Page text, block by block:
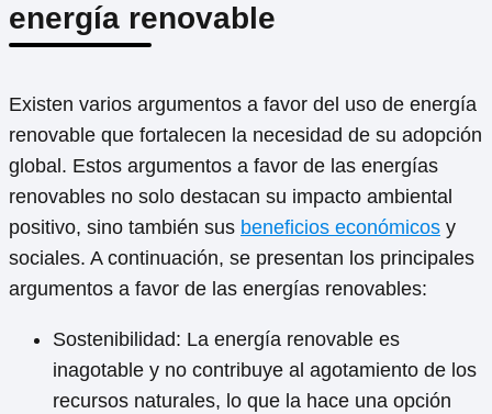
energía renovable
Existen varios argumentos a favor del uso de energía
renovable que fortalecen la necesidad de su adopción
global. Estos argumentos a favor de las energías
renovables no solo destacan su impacto ambiental
positivo, sino también sus beneficios económicos y
sociales. A continuación, se presentan los principales
argumentos a favor de las energías renovables:
Sostenibilidad: La energía renovable es
inagotable y no contribuye al agotamiento de los
recursos naturales, lo que la hace una opción